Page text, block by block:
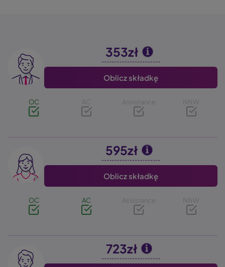
Image 353zł
Oblicz składkę
OC AC Assistance NNW
Image 595zł
Oblicz składkę
OC AC Assistance NNW
Image 723zł